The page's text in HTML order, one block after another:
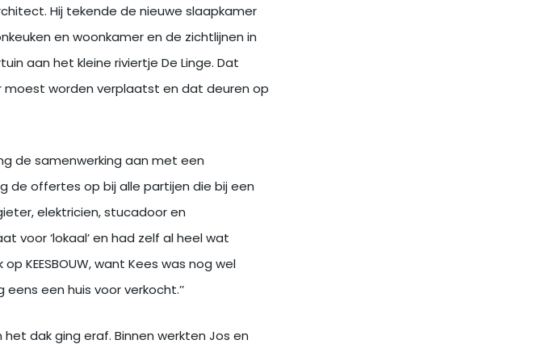
Hij tekende de nieuwe slaapkamer
en woonkamer en de zichtlijnen in
aan het kleine riviertje De Linge. Dat
worden verplaatst en dat deuren op
de samenwerking aan met een
de offertes op bij alle partijen die bij een
elektricien, stucadoor en
voor ‘lokaal’ en had zelf al heel wat
KEESBOUW, want Kees was nog wel
een huis voor verkocht.’’
dak ging eraf. Binnen werkten Jos en